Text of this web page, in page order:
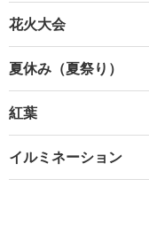
花火大会
夏休み（夏祭り）
紅葉
イルミネーション